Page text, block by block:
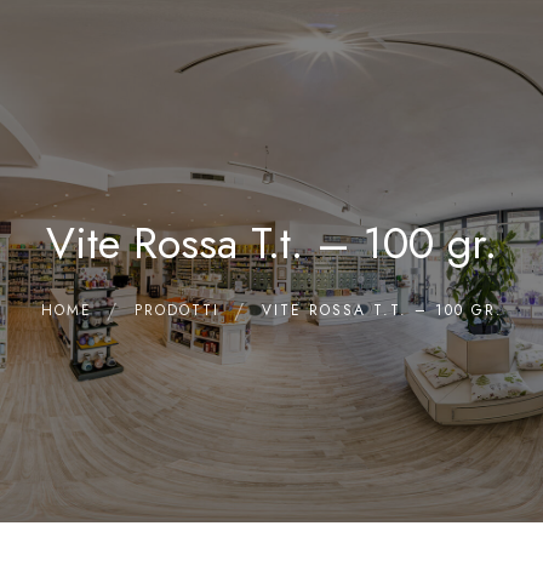
Home
Chi siamo
Il Laboratorio
Shop
Olii Essenziali
Contatti
Vite Rossa T.t. – 100 gr.
HOME PRODOTTI VITE ROSSA T.T. – 100 GR.